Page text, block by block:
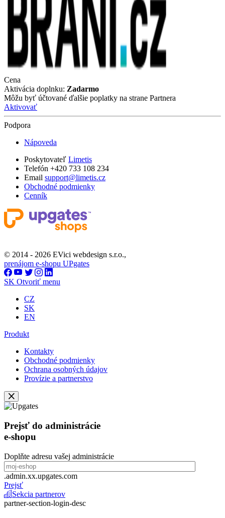
Cena
Aktivácia doplnku: Zadarmo
Môžu byť účtované ďalšie poplatky na strane Partnera
Aktivovať
Podpora
Nápoveda
Poskytovateľ Limetis
Telefón +420 733 108 234
Email support@limetis.cz
Obchodné podmienky
Cenník
© 2014 - 2026 EVici webdesign s.r.o.,
prenájom e-shopu UPgates
SK Otvoriť menu
CZ
SK
EN
Produkt
Kontakty
Obchodné podmienky
Ochrana osobných údajov
Provízie a partnerstvo
Prejsť do administrácie
e-shopu
Doplňte adresu vašej administrácie
.admin.xx.upgates.com
Prejsť
Sekcia partnerov
partner-section-login-desc